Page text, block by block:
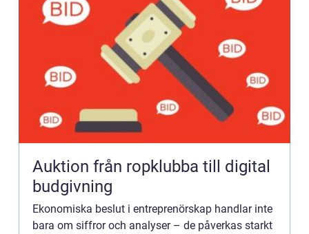
Auktion från ropklubba till digital
budgivning
Ekonomiska beslut i entreprenörskap handlar inte
bara om siffror och analyser – de påverkas starkt